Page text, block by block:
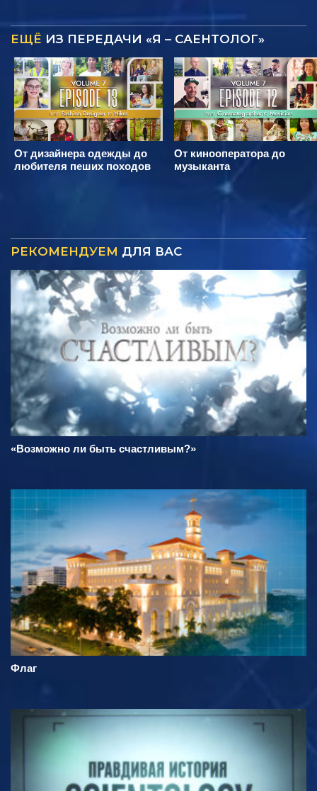
ЕЩЁ ИЗ ПЕРЕДАЧИ «Я – САЕНТОЛОГ»
От дизайнера одежды до
любителя пеших походов
От кинооператора до
музыканта
РЕКОМЕНДУЕМ ДЛЯ ВАС
«Возможно ли быть счастливым?»
Флаг